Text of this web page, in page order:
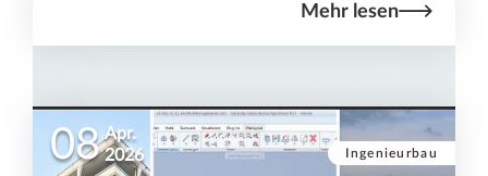
Mehr lesen
Ingenieurbau
08 Apr.
2026